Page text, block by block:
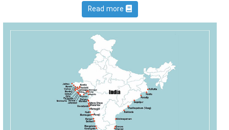
Read more